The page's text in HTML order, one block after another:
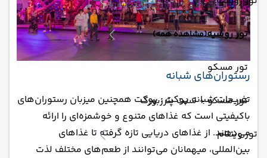
تور روسیه(مشاهده همه)
تور مسکو
تور مسکو + سنت پترزبورگ
تور ویتنام
رستوران‌های شبانه
تفریحات شبانه پوکت : پوکت همچنین میزبان رستوران‌های
باکیفیتی است که غذاهای متنوع و خوشمزه‌ای را ارائه
می‌دهند. از غذاهای دریایی تازه گرفته تا غذاهای
بین‌المللی، میهمانان می‌توانند از طعم‌های مختلف لذت